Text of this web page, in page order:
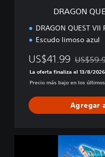
DRAGON
DRAGON QUEST
Escudo limoso azul
US$41.99
La oferta finaliza el 13/8/2026
Precio más bajo en los
Agregar